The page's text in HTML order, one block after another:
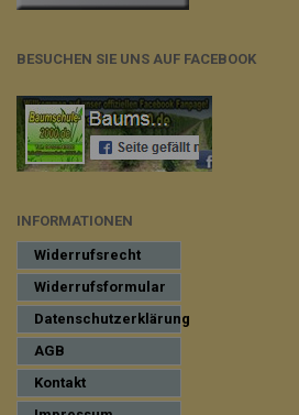
BESUCHEN SIE UNS AUF FACEBOOK
INFORMATIONEN
Widerrufsrecht
Widerrufsformular
Datenschutzerklärung
AGB
Kontakt